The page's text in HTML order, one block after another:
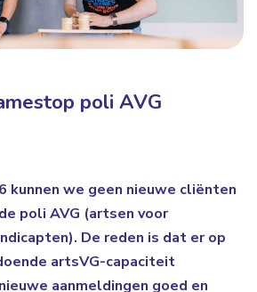
poli AVG
kunnen we geen nieuwe cliënten
poli AVG (artsen voor
De reden is dat er op
artsVG-capaciteit
aanmeldingen goed en